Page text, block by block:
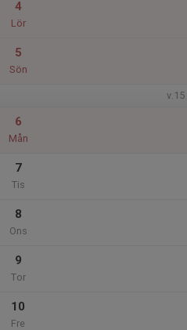
4
Lör
5
Sön
v.15
6
Mån
7
Tis
8
Ons
9
Tor
10
Fre